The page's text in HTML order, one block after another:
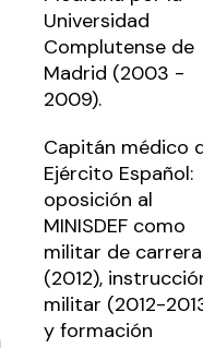
Universidad
Complutense de
Madrid (2003 -
2009).
Capitán médico
Ejército Español:
oposición al
MINISDEF como
militar de carrera
(2012),
militar (2012-
y formación